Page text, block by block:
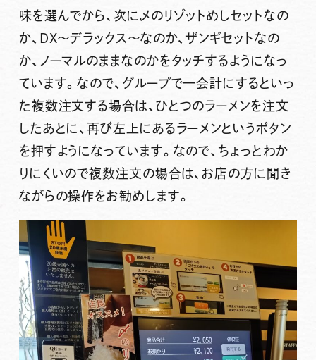
味を選んでから、次に〆のリゾットめしセットなの
か、DX～デラックス～なのか、ザンギセットなの
か、ノーマルのままなのかをタッチするようになっ
ています。なので、グループで一会計にするといっ
た複数注文する場合は、ひとつのラーメンを注文
したあとに、再び左上にあるラーメンというボタン
を押すようになっています。なので、ちょっとわか
りにくいので複数注文の場合は、お店の方に聞き
ながらの操作をお勧めします。